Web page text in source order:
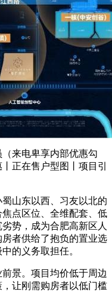
来电卑享内部优惠勾
正在售户型图丨项目引
山东以西、习友以北的
点区位、全维配套、低
势，成为合肥高新区人
者供给了抱负的置业选
的义务取担任。
景。项目均价低于周边
让刚需购房者以低门槛